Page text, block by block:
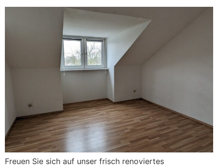
Freuen Sie sich auf unser frisch renoviertes